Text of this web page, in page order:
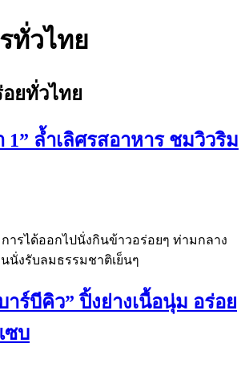
ทั่วไทย
ยทั่วไทย
1” ล้ำเลิศรสอาหาร ชมวิวริม
ารได้ออกไปนั่งกินข้าวอร่อยๆ ท่ามกลาง
นั่งรับลมธรรมชาติเย็นๆ
ร์บีคิว” ปิ้งย่างเนื้อนุ่ม อร่อย
ซบ